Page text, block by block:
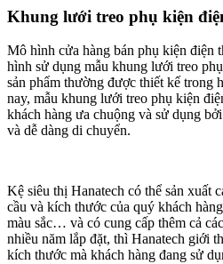
Khung lưới treo phụ kiện
Mô hình cửa hàng bán phụ kiện điện
hình sử dụng mẫu khung lưới treo
sản phẩm thường được thiết kế trong
nay, mẫu khung lưới treo phụ kiện
khách hàng ưa chuộng và sử dụng
và dễ dàng di chuyển.
Kệ siêu thị Hanatech có thể sản xuất
cầu và kích thước của quý khách
màu sắc… và có cung cấp thêm cả
nhiều năm lắp đặt, thì Hanatech giới
kích thước mà khách hàng đang sử